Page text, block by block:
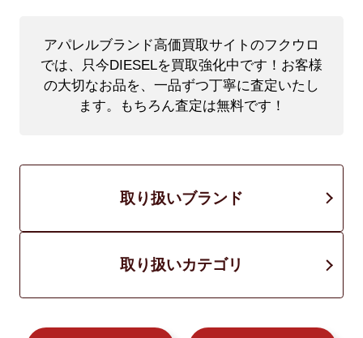
アパレルブランド高価買取サイトのフクウロ
では、只今DIESELを買取強化中です！ お客様
の大切なお品を、一品ずつ丁寧に査定いたし
ます。もちろん査定は無料です！
取り扱いブランド
取り扱いカテゴリ